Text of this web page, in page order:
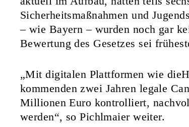
Sicherheitsmaßnahmen und
– wie Bayern – wurden noch gar
Bewertung des Gesetzes sei
„Mit digitalen Plattformen wie
kommenden zwei Jahren legale
Millionen Euro kontrolliert,
werden“, so Pichlmaier weiter.